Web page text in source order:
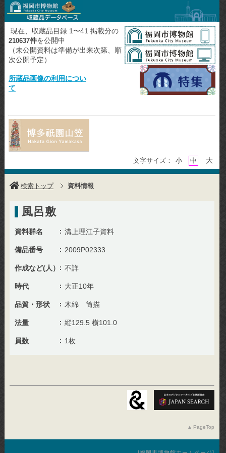
現在、収蔵品目録 1〜41 掲載分の
210637件を公開中
（未公開資料は準備が出来次第、順
次公開予定）
所蔵品画像の利用につい
て
文字サイズ： 小 中 大
検索トップ 資料情報
風呂敷
資料群名 溝上理江子資料
備品番号 2009P02333
作成など(人） 不詳
時代 大正10年
品質・形状 木綿 筒描
法量 縦129.5 横101.0
員数 1枚
PageTop